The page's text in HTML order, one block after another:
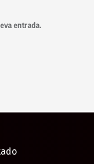
entrada.